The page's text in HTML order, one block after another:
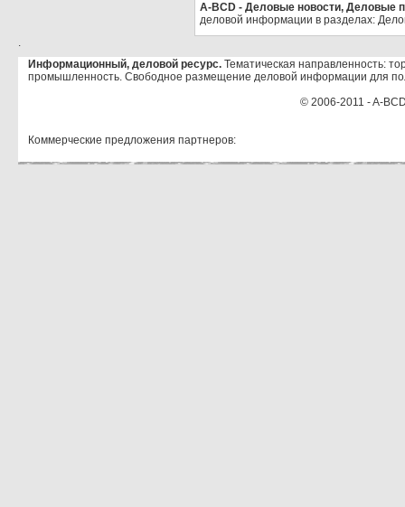
A-BCD - Деловые новости, Деловые
деловой информации в разделах:
.
Информационный, деловой ресурс. Тематическая направленность:
промышленность. Свободное размещение деловой информации для
© 2006-2011 - A-
Коммерческие предложения партнеров: